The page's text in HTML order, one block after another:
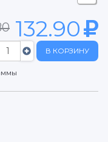
132.90
В КОРЗИНУ